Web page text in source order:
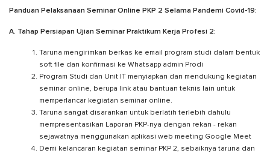
Panduan Pelaksanaan Seminar Online PKP 2 Selama Pandemi Covid-19:
A. Tahap Persiapan Ujian Seminar Praktikum Kerja Profesi 2:
Taruna mengirimkan berkas ke email program studi dalam bentuk
soft file dan konfirmasi ke Whatsapp admin Prodi
Program Studi dan Unit IT menyiapkan dan mendukung kegiatan
seminar online, berupa link atau bantuan teknis lain untuk
memperlancar kegiatan seminar online.
Taruna sangat disarankan untuk berlatih terlebih dahulu
mempresentasikan Laporan PKP-nya dengan rekan - rekan
sejawatnya menggunakan aplikasi web meeting Google Meet
Demi kelancaran kegiatan seminar PKP 2, sebaiknya taruna dan